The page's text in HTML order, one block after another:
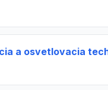
a osvetlovacia